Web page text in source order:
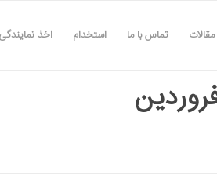
مقالات تماس با ما استخدام اخذ نمایندگی